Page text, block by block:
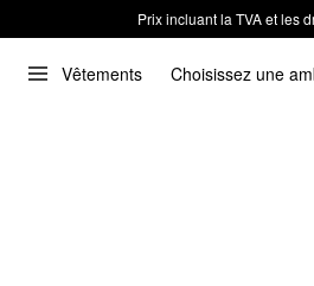
Prix incluant la TVA et les
Vêtements Choisissez une